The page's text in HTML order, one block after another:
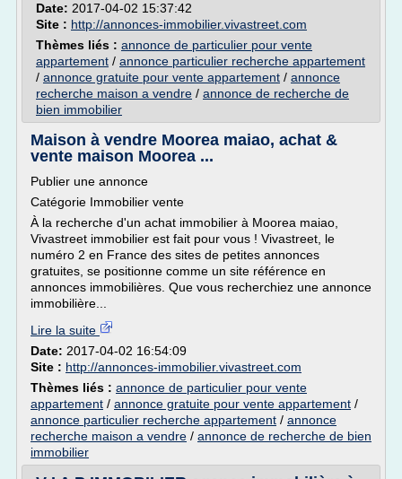
Date: 2017-04-02 15:37:42
Site : http://annonces-immobilier.vivastreet.com
Thèmes liés : annonce de particulier pour vente
appartement / annonce particulier recherche appartement
/ annonce gratuite pour vente appartement / annonce
recherche maison a vendre / annonce de recherche de
bien immobilier
Maison à vendre Moorea maiao, achat &
vente maison Moorea ...
Publier une annonce
Catégorie Immobilier vente
À la recherche d'un achat immobilier à Moorea maiao,
Vivastreet immobilier est fait pour vous ! Vivastreet, le
numéro 2 en France des sites de petites annonces
gratuites, se positionne comme un site référence en
annonces immobilières. Que vous recherchiez une annonce
immobilière...
Lire la suite
Date: 2017-04-02 16:54:09
Site : http://annonces-immobilier.vivastreet.com
Thèmes liés : annonce de particulier pour vente
appartement / annonce gratuite pour vente appartement /
annonce particulier recherche appartement / annonce
recherche maison a vendre / annonce de recherche de bien
immobilier